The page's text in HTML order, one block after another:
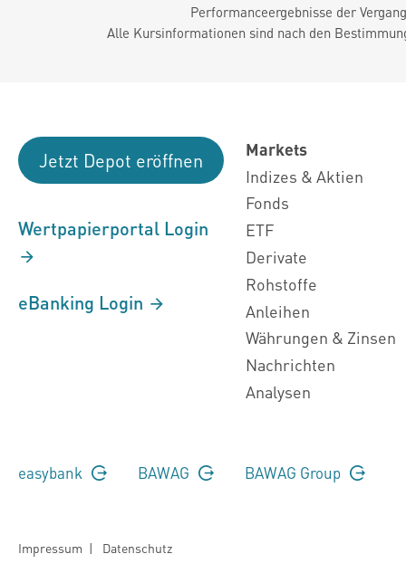
Performanceergebnisse der
Alle Kursinformationen sind nach den
Jetzt Depot eröffnen
Wertpapierportal Login
eBanking Login
Markets
Indizes & Aktien
Fonds
ETF
Derivate
Rohstoffe
Anleihen
Währungen & Zinsen
Nachrichten
Analysen
easybank BAWAG BAWAG Group
Impressum | Datenschutz